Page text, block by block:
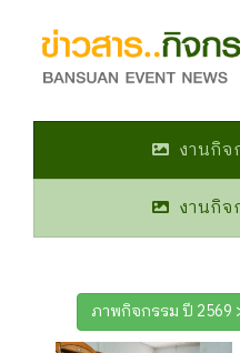
งานกิจ
งานกิจ
ภาพกิจกรรม ปี